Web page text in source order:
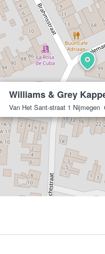
Williams & Grey
Van Het Sant-straat 1 Nijmegen